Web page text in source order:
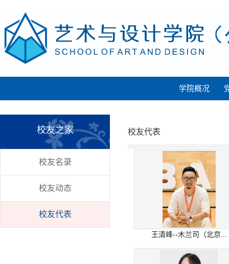
学院概况
校友之家
校友名录
校友动态
校友代表
校友代表
王清峰--木兰司（北京...